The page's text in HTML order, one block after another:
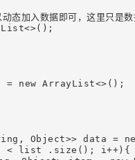
态加入数据即可，这里只是数
Object>> data =
< list .size(); i++){